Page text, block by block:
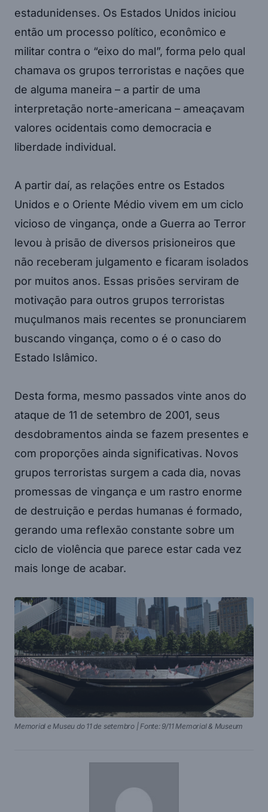
estadunidenses. Os Estados Unidos iniciou
então um processo político, econômico e
militar contra o “eixo do mal”, forma pelo qual
chamava os grupos terroristas e nações que
de alguma maneira – a partir de uma
interpretação norte-americana – ameaçavam
valores ocidentais como democracia e
liberdade individual.
A partir daí, as relações entre os Estados
Unidos e o Oriente Médio vivem em um ciclo
vicioso de vingança, onde a Guerra ao Terror
levou à prisão de diversos prisioneiros que
não receberam julgamento e ficaram isolados
por muitos anos. Essas prisões serviram de
motivação para outros grupos terroristas
muçulmanos mais recentes se pronunciarem
buscando vingança, como o é o caso do
Estado Islâmico.
Desta forma, mesmo passados vinte anos do
ataque de 11 de setembro de 2001, seus
desdobramentos ainda se fazem presentes e
com proporções ainda significativas. Novos
grupos terroristas surgem a cada dia, novas
promessas de vingança e um rastro enorme
de destruição e perdas humanas é formado,
gerando uma reflexão constante sobre um
ciclo de violência que parece estar cada vez
mais longe de acabar.
Memorial e Museu do 11 de setembro | Fonte: 9/11 Memorial & Museum